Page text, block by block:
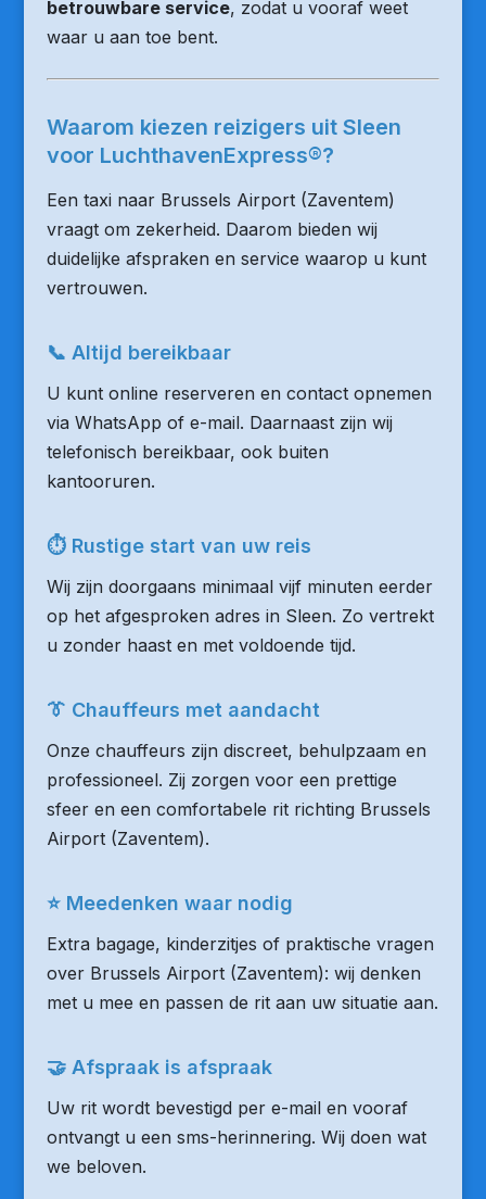
betrouwbare service, zodat u vooraf weet
waar u aan toe bent.
Waarom kiezen reizigers uit Sleen
voor LuchthavenExpress®?
Een taxi naar Brussels Airport (Zaventem)
vraagt om zekerheid. Daarom bieden wij
duidelijke afspraken en service waarop u kunt
vertrouwen.
📞 Altijd bereikbaar
U kunt online reserveren en contact opnemen
via WhatsApp of e-mail. Daarnaast zijn wij
telefonisch bereikbaar, ook buiten
kantooruren.
⏱ Rustige start van uw reis
Wij zijn doorgaans minimaal vijf minuten eerder
op het afgesproken adres in Sleen. Zo vertrekt
u zonder haast en met voldoende tijd.
👔 Chauffeurs met aandacht
Onze chauffeurs zijn discreet, behulpzaam en
professioneel. Zij zorgen voor een prettige
sfeer en een comfortabele rit richting Brussels
Airport (Zaventem).
⭐ Meedenken waar nodig
Extra bagage, kinderzitjes of praktische vragen
over Brussels Airport (Zaventem): wij denken
met u mee en passen de rit aan uw situatie aan.
🤝 Afspraak is afspraak
Uw rit wordt bevestigd per e-mail en vooraf
ontvangt u een sms-herinnering. Wij doen wat
we beloven.